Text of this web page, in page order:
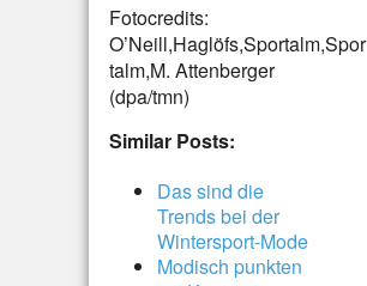
Fotocredits:
O’Neill,Haglöfs,Sportalm,Spor
talm,M. Attenberger
(dpa/tmn)
Similar Posts:
Das sind die
Trends bei der
Wintersport-Mode
Modisch punkten